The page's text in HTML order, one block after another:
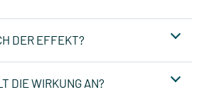
DER EFFEKT?
DIE WIRKUNG AN?